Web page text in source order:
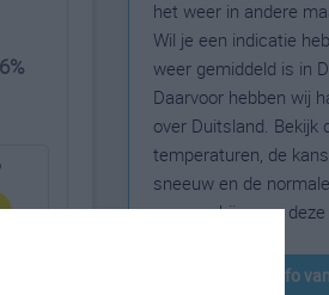
het weer in andere
Wil je een indicatie
weer gemiddeld is in
Daarvoor hebben wij
over Duitsland. Bekijk
temperaturen, de
sneeuw en de
zonneschijn voor
klimaatinfo